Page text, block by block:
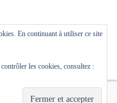
Ervlan Copyright. Tous
En continuant à utiliser ce site
les cookies, consultez :